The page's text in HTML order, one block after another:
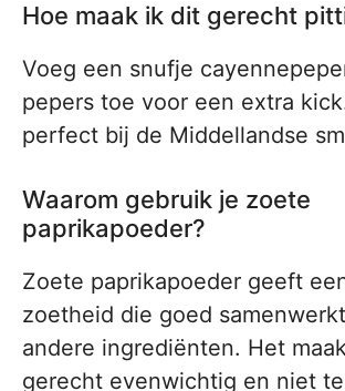
Hoe maak ik dit gerecht
Voeg een snufje
pepers toe voor een extra
perfect bij de Middellandse
Waarom gebruik je zoete
paprikapoeder?
Zoete paprikapoeder geeft
zoetheid die goed
andere ingrediënten. Het
gerecht evenwichtig en niet